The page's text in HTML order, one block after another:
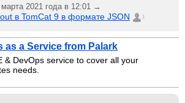
2021 года в 12:01 →
в TomCat 9 в формате JSON 1
as a Service from Palark
& DevOps service to cover all your
needs.